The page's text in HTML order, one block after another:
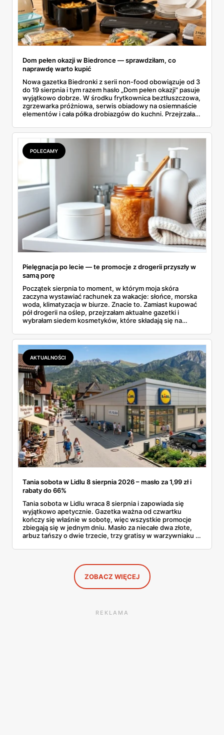
Dom pełen okazji w Biedronce — sprawdziłam, co
naprawdę warto kupić
Nowa gazetka Biedronki z serii non-food obowiązuje od 3
do 19 sierpnia i tym razem hasło „Dom pełen okazji" pasuje
wyjątkowo dobrze. W środku frytkownica beztłuszczowa,
zgrzewarka próżniowa, serwis obiadowy na osiemnaście
elementów i cała półka drobiazgów do kuchni. Przejrzałam
się przy półce z samego rana.
POLECAMY
Pielęgnacja po lecie — te promocje z drogerii przyszły w
samą porę
Początek sierpnia to moment, w którym moja skóra
zaczyna wystawiać rachunek za wakacje: słońce, morska
woda, klimatyzacja w biurze. Znacie to. Zamiast kupować
pół drogerii na oślep, przejrzałam aktualne gazetki i
wybrałam siedem kosmetyków, które składają się na
dermokosmetyki Vichy. Wszystkie ceny sprawdziłam w
ofertach, terminy też.
AKTUALNOŚCI
Tania sobota w Lidlu 8 sierpnia 2026 – masło za 1,99 zł i
rabaty do 66%
Tania sobota w Lidlu wraca 8 sierpnia i zapowiada się
wyjątkowo apetycznie. Gazetka ważna od czwartku
kończy się właśnie w sobotę, więc wszystkie promocje
zbiegają się w jednym dniu. Masło za niecałe dwa złote,
arbuz tańszy o dwie trzecie, trzy gratisy w warzywniaku i
całą sobotnią gazetkę Lidla strona po stronie i wybrałam
ZOBACZ WIĘCEJ
REKLAMA